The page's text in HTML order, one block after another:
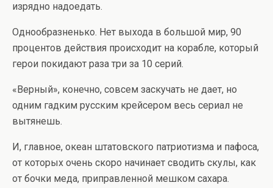
изрядно надоедать.
Однообразненько. Нет выхода в большой мир, 90
процентов действия происходит на корабле, который
герои покидают раза три за 10 серий.
«Верный», конечно, совсем заскучать не дает, но
одним гадким русским крейсером весь сериал не
вытянешь.
И, главное, океан штатовского патриотизма и пафоса,
от которых очень скоро начинает сводить скулы, как
от бочки меда, приправленной мешком сахара.